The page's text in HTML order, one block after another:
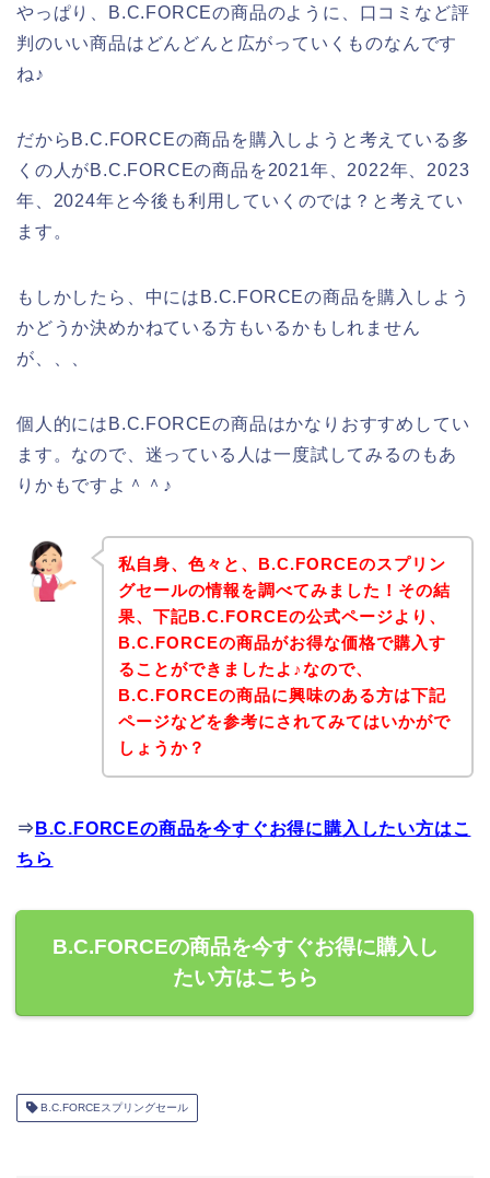
やっぱり、B.C.FORCEの商品のように、口コミなど評
判のいい商品はどんどんと広がっていくものなんです
ね♪
だからB.C.FORCEの商品を購入しようと考えている多
くの人がB.C.FORCEの商品を2021年、2022年、2023
年、2024年と今後も利用していくのでは？と考えてい
ます。
もしかしたら、中にはB.C.FORCEの商品を購入しよう
かどうか決めかねている方もいるかもしれません
が、、、
個人的にはB.C.FORCEの商品はかなりおすすめしてい
ます。なので、迷っている人は一度試してみるのもあ
りかもですよ＾＾♪
私自身、色々と、B.C.FORCEのスプリン
グセールの情報を調べてみました！その結
果、下記B.C.FORCEの公式ページより、
B.C.FORCEの商品がお得な価格で購入す
ることができましたよ♪なので、
B.C.FORCEの商品に興味のある方は下記
ページなどを参考にされてみてはいかがで
しょうか？
⇒ B.C.FORCEの商品を今すぐお得に購入したい方はこ
ちら
B.C.FORCEの商品を今すぐお得に購入し
たい方はこちら
B.C.FORCEスプリングセール